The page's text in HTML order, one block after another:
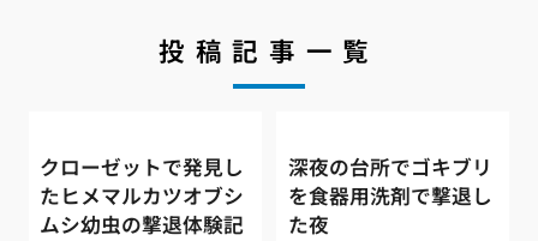
投稿記事一覧
クローゼットで発見し
たヒメマルカツオブシ
ムシ幼虫の撃退体験記
深夜の台所でゴキブリ
を食器用洗剤で撃退し
た夜